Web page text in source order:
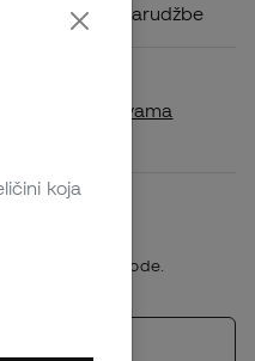
o volumenu narudžbe
dostupan u vama
proizvode.
koja